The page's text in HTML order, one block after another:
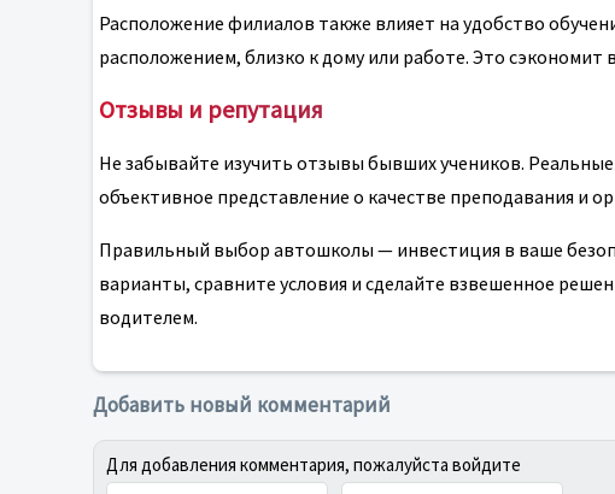
Расположение филиалов также влияет на удобство
расположением, близко к дому или работе. Это сэкономит
Отзывы и репутация
Не забывайте изучить отзывы бывших учеников.
объективное представление о качестве преподавания и
Правильный выбор автошколы — инвестиция в ваше
варианты, сравните условия и сделайте взвешенное
водителем.
Добавить новый комментарий
Для добавления комментария, пожалуйста войдите